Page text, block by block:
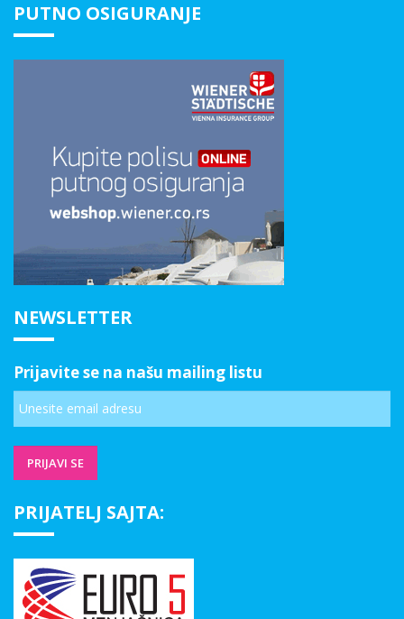
PUTNO OSIGURANJE
NEWSLETTER
Prijavite se na našu mailing listu
PRIJATELJ SAJTA: